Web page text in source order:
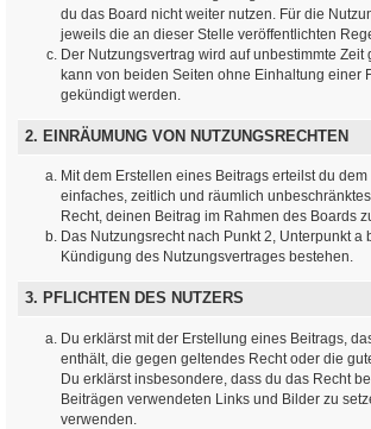
du das Board nicht weiter nutzen. Für die
jeweils die an dieser Stelle veröffentlichten
Der Nutzungsvertrag wird auf unbestimmte Zeit
kann von beiden Seiten ohne Einhaltung einer
gekündigt werden.
2. EINRÄUMUNG VON NUTZUNGSRECHTEN
Mit dem Erstellen eines Beitrags erteilst du
einfaches, zeitlich und räumlich
Recht, deinen Beitrag im Rahmen des Boards
Das Nutzungsrecht nach Punkt 2, Unterpunkt a
Kündigung des Nutzungsvertrages bestehen.
3. PFLICHTEN DES NUTZERS
Du erklärst mit der Erstellung eines Beitrags,
enthält, die gegen geltendes Recht oder die
Du erklärst insbesondere, dass du das Recht
Beiträgen verwendeten Links und Bilder zu
verwenden.